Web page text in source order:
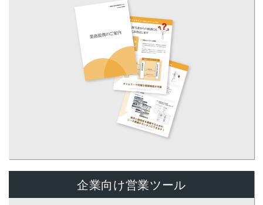
企業向け営業ツール